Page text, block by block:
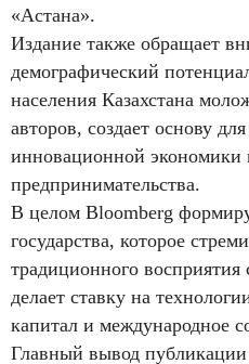
«Астана».
Издание также обращает
демографический
населения Казахстана
авторов, создает основу
инновационной экономики
предпринимательства.
В целом Bloomberg
государства, которое
традиционного
делает ставку на
капитал и международное
Главный вывод публикации